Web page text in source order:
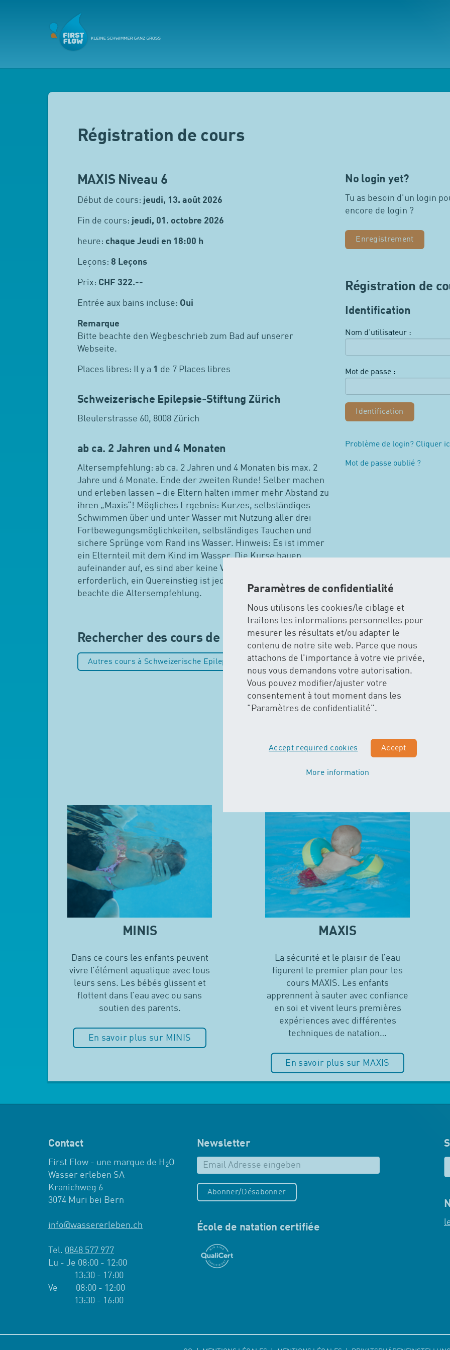
Paramètres de confidentialité
Nous utilisons les cookies/le ciblage et
traitons les informations personnelles pour
mesurer les résultats et/ou adapter le
contenu de notre site web. Parce que nous
attachons de l'importance à votre vie privée,
nous vous demandons votre autorisation.
Vous pouvez modifier/ajuster votre
consentement à tout moment dans les
"Paramètres de confidentialité".
Accept required cookies Accept
More information
Régistration de cours
MAXIS Niveau 6
Début de cours: jeudi, 13. août 2026
Fin de cours: jeudi, 01. octobre 2026
heure: chaque Jeudi en 18:00 h
Leçons: 8 Leçons
Prix: CHF 322.--
Entrée aux bains incluse: Oui
Remarque
Bitte beachte den Wegbeschrieb zum Bad auf unserer
Webseite.
Places libres: Il y a 1 de 7 Places libres
Schweizerische Epilepsie-Stiftung Zürich
Bleulerstrasse 60, 8008 Zürich
ab ca. 2 Jahren und 4 Monaten
Altersempfehlung: ab ca. 2 Jahren und 4 Monaten bis max. 2
Jahre und 6 Monate. Ende der zweiten Runde! Selber machen
und erleben lassen – die Eltern halten immer mehr Abstand zu
ihren „Maxis“! Mögliches Ergebnis: Kurzes, selbständiges
Schwimmen über und unter Wasser mit Nutzung aller drei
Fortbewegungsmöglichkeiten, selbständiges Tauchen und
sichere Sprünge vom Rand ins Wasser. Hinweis: Es ist immer
ein Elternteil mit dem Kind im Wasser. Die Kurse bauen
aufeinander auf, es sind aber keine Vorkenntnisse
erforderlich, ein Quereinstieg ist jederzeit möglich. Bitte
beachte die Altersempfehlung.
No login yet?
Tu as besoin d'un login
encore de login ?
Enregistrement
Régistration de
Identification
Nom d'utilisateur :
Mot de passe :
Problème de login? Cliquer
Mot de passe oublié ?
Rechercher des cours de natation pour bébés
Autres cours à Schweizerische Epilepsie-Stiftung Zürich Autres cours à Zurich Tous
MINIS
Dans ce cours les enfants peuvent
vivre l’élément aquatique avec tous
leurs sens. Les bébés glissent et
flottent dans l’eau avec ou sans
soutien des parents.
En savoir plus sur MINIS
MAXIS
La sécurité et le plaisir de l’eau
figurent le premier plan pour les
cours MAXIS. Les enfants
apprennent à sauter avec confiance
en soi et vivent leurs premières
expériences avec différentes
techniques de natation…
En savoir plus sur MAXIS
Contact
First Flow - une marque de H 2O
Wasser erleben SA
Kranichweg 6
3074 Muri bei Bern
info@wassererleben.ch
Tel. 0848 577 977
Lu - Je 08:00 - 12:00
13:30 - 17:00
Ve 08:00 - 12:00
13:30 - 16:00
Newsletter
Abonner/Désabonner
École de natation certifiée